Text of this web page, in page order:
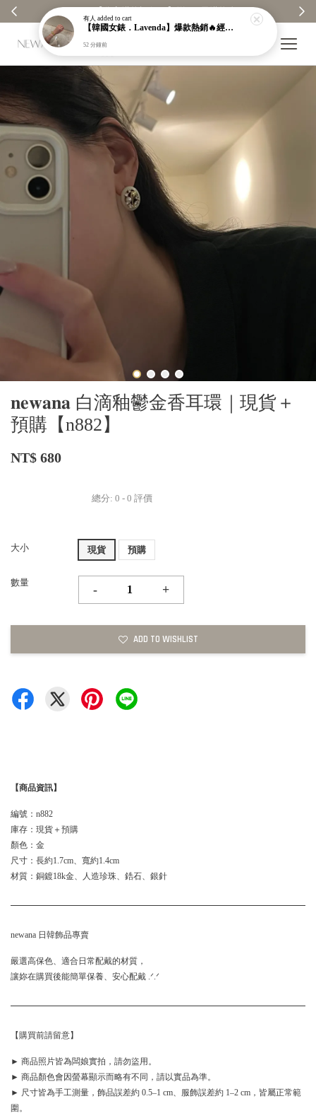
𝐧𝐞𝐰𝐚𝐧𝐚 白滴釉鬱金香耳環｜現貨＋
預購【n882】
NT$ 680
總分: 0 - 0 評價
大小 現貨 預購
數量
- +
ADD TO WISHLIST
【商品資訊】
編號：n882
庫存：現貨＋預購
顏色：金
尺寸：長約1.7cm、寬約1.4cm
材質：銅鍍18k金、人造珍珠、鋯石、銀針
newana 日韓飾品專賣
嚴選高保色、適合日常配戴的材質，
讓妳在購買後能簡單保養、安心配戴 .ᐟ.ᐟ
【購買前請留意】
► 商品照片皆為闆娘實拍，請勿盜用。
► 商品顏色會因螢幕顯示而略有不同，請以實品為準。
► 尺寸皆為手工測量，飾品誤差約 0.5–1 cm、服飾誤差約 1–2 cm，皆屬正常範
圍。
有人 added to cart
【韓國女錶．Lavenda】爆款熱銷🔥經典之作老錢風編織紋理奢華金錶【nk64】
52 分鐘前